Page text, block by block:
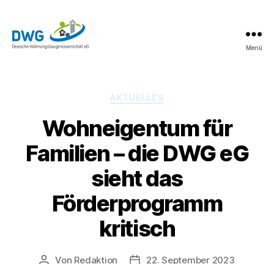
Menü
Kategorien
AKTUELLES
Wohneigentum für
Familien – die DWG eG
sieht das
Förderprogramm
kritisch
Beitragsautor
Von Redaktion Beitragsdatum
22. September 2023